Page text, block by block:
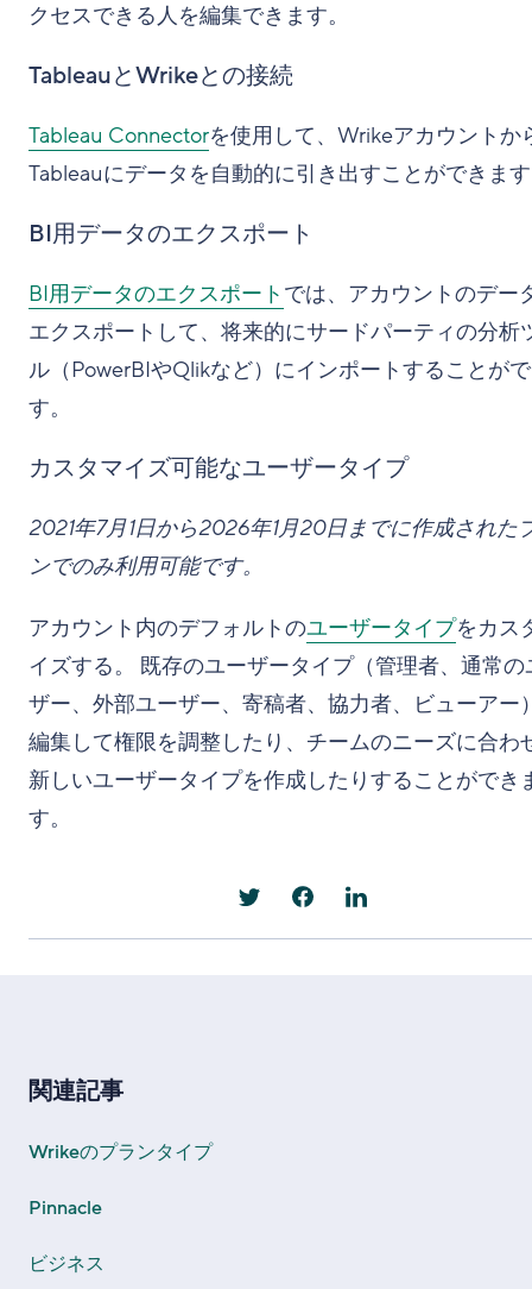
クセスできる人を編集できます。
TableauとWrikeとの接続
Tableau Connectorを使用して、Wrikeアカウントか
Tableauにデータを自動的に引き出すことができま
BI用データのエクスポート
BI用データのエクスポート では、アカウントのデー
エクスポートして、将来的にサードパーティの分析
ル（PowerBIやQlikなど）にインポートすることが
す。
カスタマイズ可能なユーザータイプ
2021年7月1日から2026年1月20日までに作成された
ンでのみ利用可能です。
アカウント内のデフォルトのユーザータイプをカス
イズする。 既存のユーザータイプ（管理者、通常の
ザー、外部ユーザー、寄稿者、協力者、ビューアー
編集して権限を調整したり、チームのニーズに合わ
新しいユーザータイプを作成したりすることができ
す。
関連記事
Wrikeのプランタイプ
Pinnacle
ビジネス